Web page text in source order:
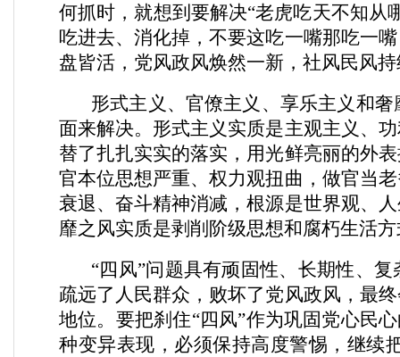
何抓时，就想到要解决“老虎吃天不知从
吃进去、消化掉，不要这吃一嘴那吃一
盘皆活，党风政风焕然一新，社风民风
形式主义、官僚主义、享乐主义和
面来解决。形式主义实质是主观主义、
替了扎扎实实的落实，用光鲜亮丽的外
官本位思想严重、权力观扭曲，做官当
衰退、奋斗精神消减，根源是世界观、
靡之风实质是剥削阶级思想和腐朽生活
“四风”问题具有顽固性、长期性、
疏远了人民群众，败坏了党风政风，最
地位。要把刹住“四风”作为巩固党心民
种变异表现，必须保持高度警惕，继续